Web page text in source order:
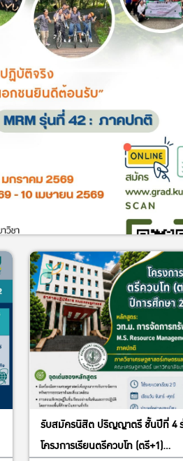
รับสมัครนิสิต ปริญญาตรี ชั้นปีที่ 4
โครงการเรียนตรีควบโท (ตรี+1)